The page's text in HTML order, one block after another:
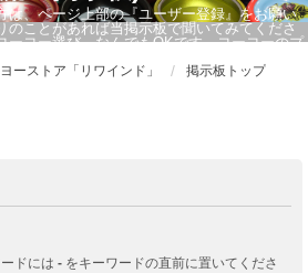
は、ページ上部の『ユーザー登録』をお願い
のことがあれば当掲示板で聞いてみてくださ
ーヨー選び、なんでもOKです。ヨーヨーのプ
ーストア「リワインド」 掲示板トップ
ドには - をキーワードの直前に置いてくださ